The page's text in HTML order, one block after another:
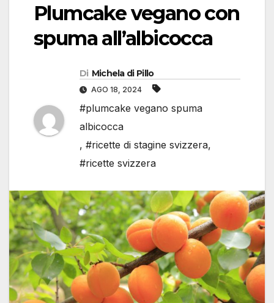
Plumcake vegano con
spuma all’albicocca
Di Michela di Pillo
AGO 18, 2024
#plumcake vegano spuma
albicocca
, #ricette di stagine svizzera,
#ricette svizzera